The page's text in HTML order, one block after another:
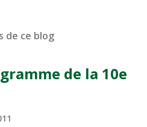
de ce blog
de la 10e